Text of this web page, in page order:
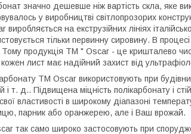
значно дешевше ніж вартість скла, яке
у виробництві світлопрозорих
на екструзійних лініях
тільки первинну сировину. В
продукція ТМ " Oscar - це кришталево
кожен лист має надійний захист від
ТМ Oscar використовують при
т. д.. Підвищена міцність полікарбонату і
властивості в широкому діапазоні
парник або оранжерею, але і Ваш врожай.
так само широко застосовують при